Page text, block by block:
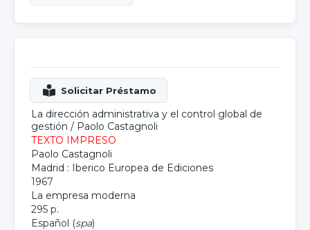
La dirección administrativa y el control global de
gestión / Paolo Castagnoli
TEXTO IMPRESO
Paolo Castagnoli
Madrid : Iberico Europea de Ediciones
1967
La empresa moderna
295 p.
Español (spa)